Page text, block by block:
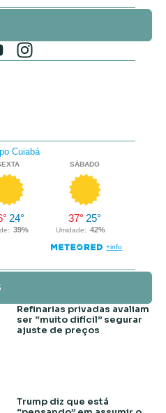
Refinarias privadas avaliam
ser “muito difícil” segurar
ajuste de preços
Trump diz que está